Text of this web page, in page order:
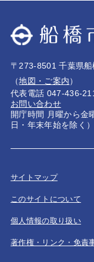
〒273-8501 千葉県
（地図・ご案内）
代表電話 047-436-
お問い合わせ
開庁時間 月曜から金
日・年末年始を除く）
サイトマップ
このサイトについて
個人情報の取り扱い
著作権・リンク・免責